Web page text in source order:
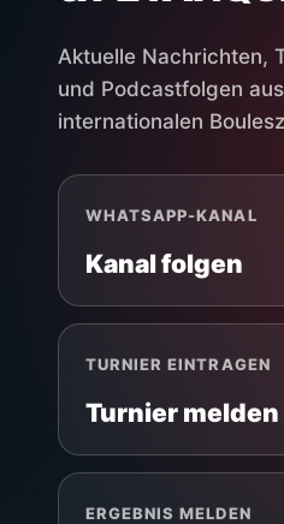
Aktuelle Nachrichten,
und Podcastfolgen
internationalen
WHATSAPP-KANAL
Kanal folgen
TURNIER EINTRAGEN
Turnier melden
ERGEBNIS MELDEN